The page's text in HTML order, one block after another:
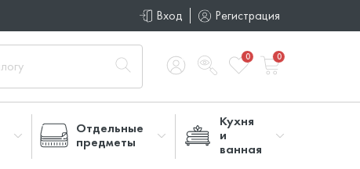
Вход Регистрация
0 0
Отдельные
предметы
Кухня
и
ванная